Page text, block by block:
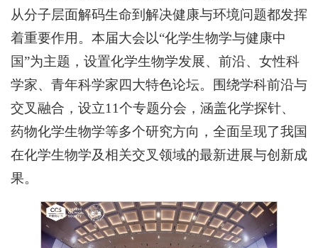
从分子层面解码生命到解决健康与环境问题都发挥
着重要作用。本届大会以“化学生物学与健康中
国”为主题，设置化学生物学发展、前沿、女性科
学家、青年科学家四大特色论坛。围绕学科前沿与
交叉融合，设立11个专题分会，涵盖化学探针、
药物化学生物学等多个研究方向，全面呈现了我国
在化学生物学及相关交叉领域的最新进展与创新成
果。